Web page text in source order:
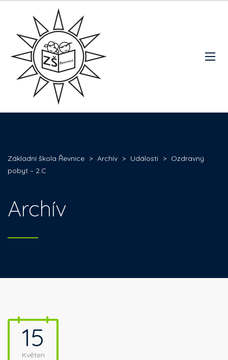
Základní škola Řevnice > Archív > Události > Ozdravný
pobyt – 2.C
Archív
15
Květen